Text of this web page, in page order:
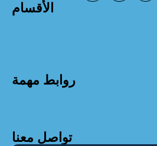
الأقسام
روابط مهمة
تواصل معنا